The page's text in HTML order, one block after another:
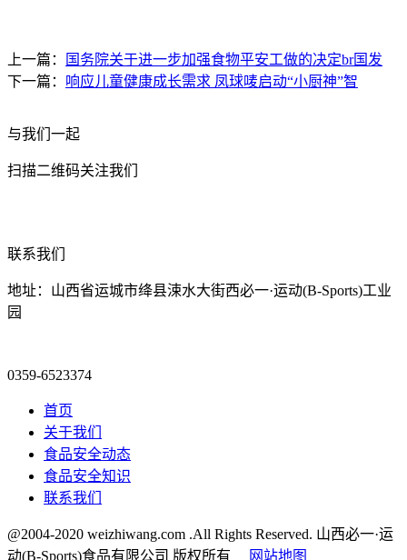
上一篇：
国务院关于进一步加强食物平安工做的决定br国发
下一篇：
响应儿童健康成长需求 凤球唛启动“小厨神”智
与我们一起
扫描二维码关注我们
联系我们
地址：山西省运城市绛县涑水大街西必一·运动(B-Sports)工业
园
0359-6523374
首页
关于我们
食品安全动态
食品安全知识
联系我们
@2004-2020 weizhiwang.com .All Rights Reserved. 山西必一·运
动(B-Sports)食品有限公司 版权所有
网站地图